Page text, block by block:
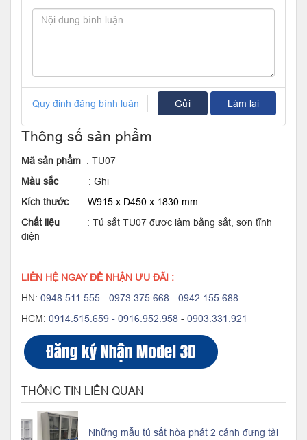
Quy định đăng bình luận Gửi Làm lại
Thông số sản phẩm
Mã sản phẩm : TU07
Màu sắc: Ghi
Kích thước: W915 x D450 x 1830 mm
Chất liệu
: Tủ sắt TU07 được làm bằng sắt, sơn tĩnh
điện
LIÊN HỆ NGAY ĐỂ NHẬN ƯU ĐÃI :
HN: 0948 511 555 - 0973 375 668 - 0942 155 688
HCM: 0914.515.659 - 0916.952.958 - 0903.331.921
THÔNG TIN LIÊN QUAN
Những mẫu tủ sắt hòa phát 2 cánh đựng tài